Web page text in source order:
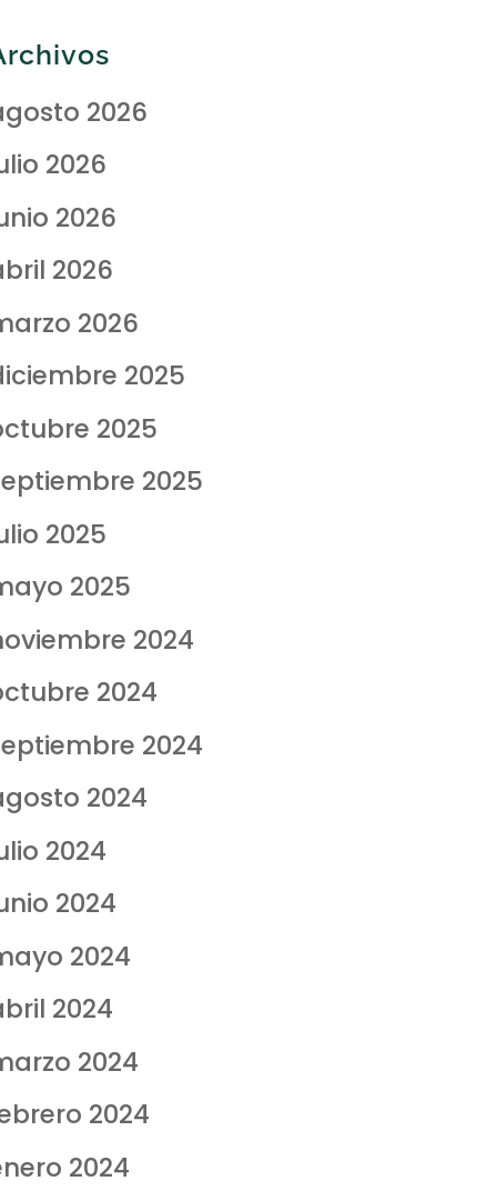
2026
2026
2026
2026
2026
2025
2025
2025
2025
2025
2024
2024
2024
2024
2024
2024
2024
2024
2024
2024
2024